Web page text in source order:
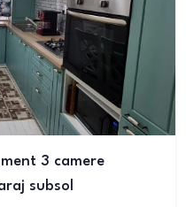
3 camere
subsol